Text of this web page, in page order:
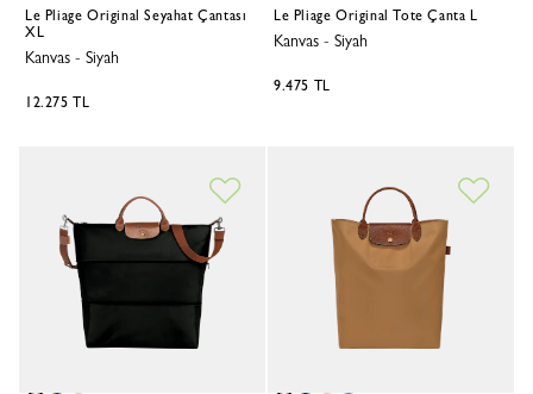
Le Pliage Original Seyahat Çantası
XL
Kanvas - Siyah
12.275 TL
Le Pliage Original Tote Çanta L
Kanvas - Siyah
9.475 TL